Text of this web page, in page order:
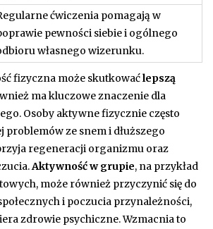
ćwiczenia pomagają w
pewności siebie i ogólnego
własnego wizerunku.
fizyczna może skutkowaćlepszą
ma kluczowe znaczenie dla
Osoby aktywne fizycznie często
problemów ze snem i dłuższego
regeneracji organizmu oraz
Aktywność w grupie, na przykład
może również przyczynić się do
i poczucia przynależności,
zdrowie psychiczne. Wzmacnia to